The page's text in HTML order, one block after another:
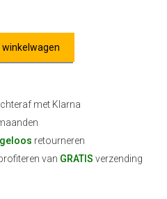
winkelwagen
met Klarna
retourneren
van GRATIS verzending